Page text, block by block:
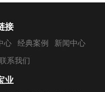
接
心 经典案例 新闻中心
系我们
业